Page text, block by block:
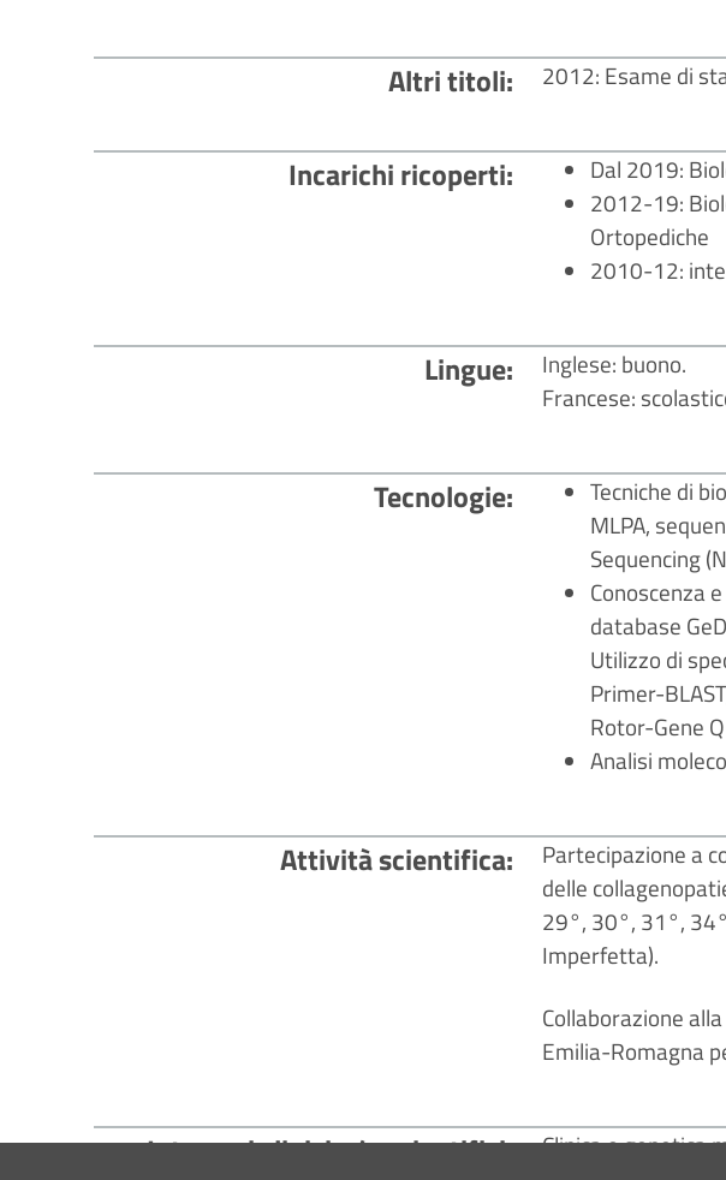
Altri titoli 2012: Esame di
Incarichi ricoperti
Dal 2019:
2012-19:
Ortopediche
2010-12:
Lingue
Inglese: buono.
Francese:
Tecnologie
Tecniche di
MLPA,
Sequencing
Conoscenza
database
Utilizzo di
Primer-
Rotor-Gene
Analisi
Attività scientifica
Partecipazione a
delle
29°, 30°, 31°,
Imperfetta).
Collaborazione
Emilia-Romagna
Interessi clinici e/o scientifici
Clinica e genetica